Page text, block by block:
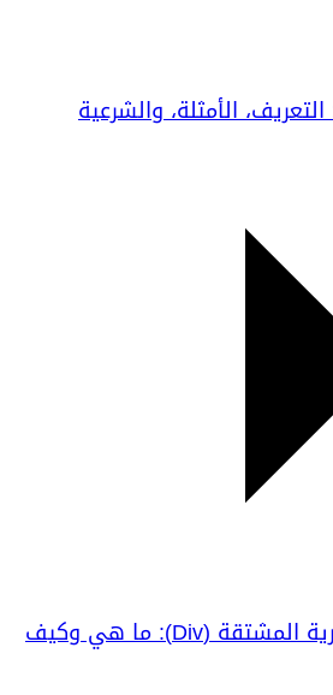
الأمثلة، والشرعية
القيمة الاستثمارية المشتقة (Div): ما هي وكيف